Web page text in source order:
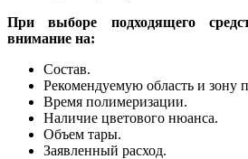
При выборе подходящего
внимание на:
Состав.
Рекомендуемую область и зону
Время полимеризации.
Наличие цветового нюанса.
Объем тары.
Заявленный расход.